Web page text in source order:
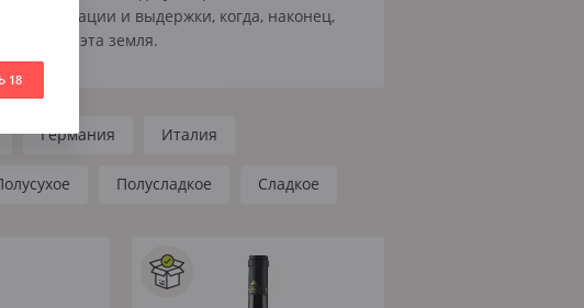
винификации и выдержки, когда, наконец,
год и эта земля.
Германия Италия
Полусладкое Сладкое
18